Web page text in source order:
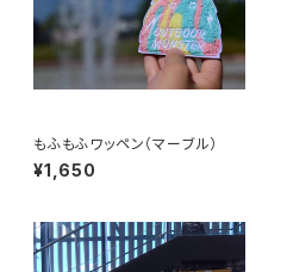
もふもふワッペン（マーブル）
¥1,650